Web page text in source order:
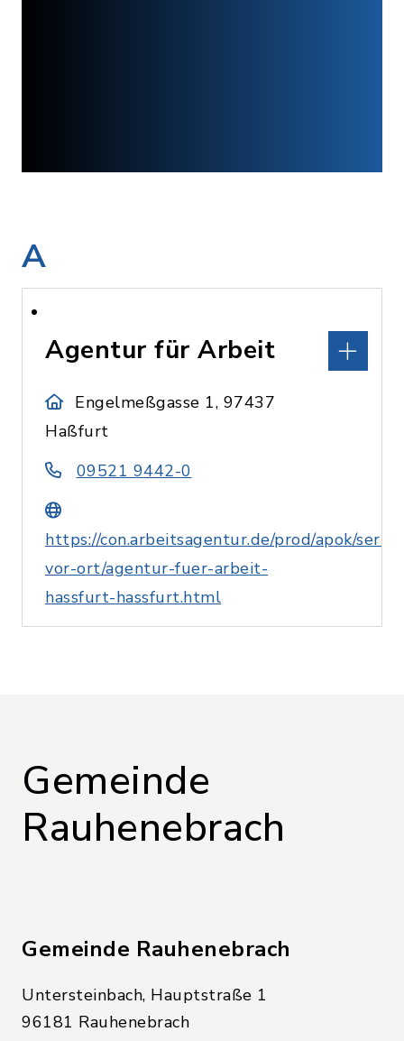
A
Agentur für Arbeit
Engelmeßgasse 1, 97437
Haßfurt
09521 9442-0
https://con.arbeitsagentur.de/prod/apok/
vor-ort/agentur-fuer-arbeit-
hassfurt-hassfurt.html
Gemeinde
Rauhenebrach
Gemeinde Rauhenebrach
Untersteinbach, Hauptstraße 1
96181 Rauhenebrach